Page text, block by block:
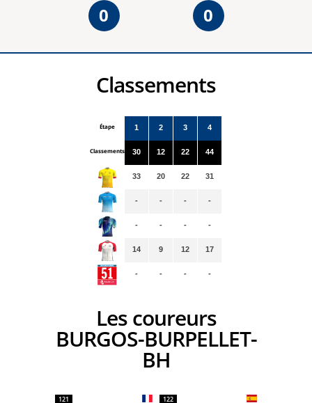
0 0
Classements
Étape
Classements
1
30
33
-
-
14
-
2
12
20
-
-
9
-
3
22
22
-
-
12
-
4
44
31
-
-
17
-
Les coureurs
BURGOS-BURPELLET-
BH
121 122